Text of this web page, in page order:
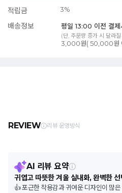
적립금 3%
배송정보 평일 13:00 이전 결제
(단, 주문량 증가 시 달라
3,000원( 50,000원